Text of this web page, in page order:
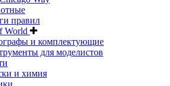
правил
World
и комплектующие
для моделистов
и химия